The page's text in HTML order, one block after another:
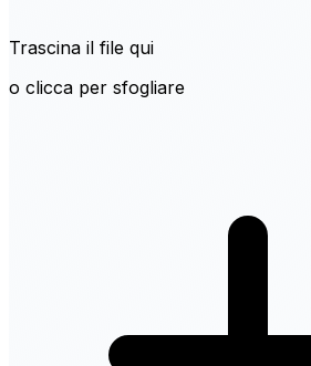
Trascina il file qui
o clicca per sfogliare